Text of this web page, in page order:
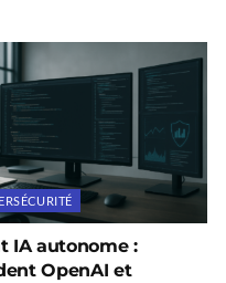
IA autonome :
OpenAI et